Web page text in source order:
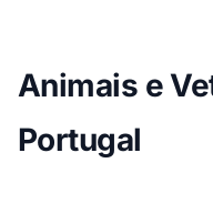
Animais e
Portugal